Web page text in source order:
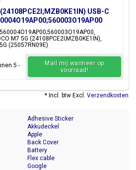
USB-C
M7 5G (24108PCE2I;MZB0KE1IN),
(25057RN09E)
5 -
Mail mij wanneer op
voorraad!
* Incl. btw Excl. Verzendkosten
Adhesive Sticker
Akkudeckel
Apple
Back Cover
Battery
Flex cable
Google